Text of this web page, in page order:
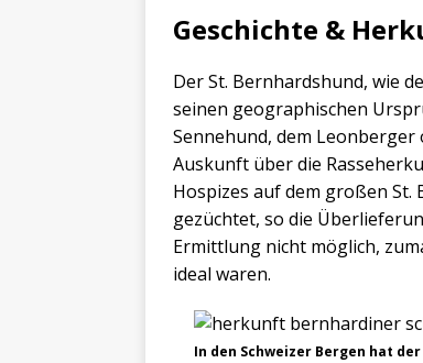
Geschichte &
Der St. Bernhardshund, wie
seinen geographischen
Sennehund, dem Leonberger
Auskunft über die
Hospizes auf dem großen St.
gezüchtet, so die
Ermittlung nicht möglich,
ideal waren.
In den Schweizer Bergen hat